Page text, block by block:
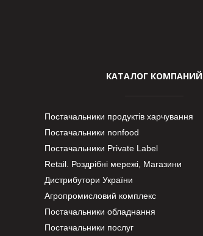
КАТАЛОГ КОМПАНИЙ
Постачальники продуктів харчування
Постачальники nonfood
Постачальники Private Label
Retail. Роздрібні мережі, Магазини
Дистрибутори України
Агропромисловий комплекс
Постачальники обладнання
Постачальники послуг